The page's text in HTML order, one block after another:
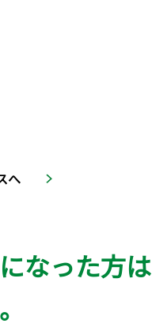
へ
なった方は